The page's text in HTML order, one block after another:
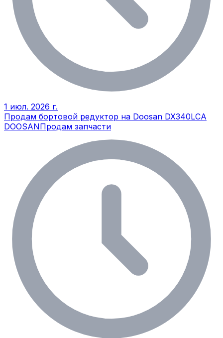
1 июл. 2026 г.
Продам бортовой редуктор на Doosan DX340LCA
DOOSANПродам запчасти